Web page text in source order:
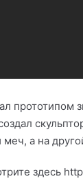
прототипом
а на
здесь